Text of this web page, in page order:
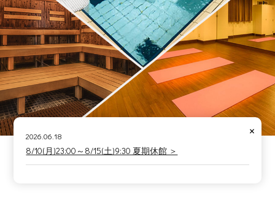
×
2026.06.18
8/10(月)23:00～8/15(土)9:30 夏期休館 ＞